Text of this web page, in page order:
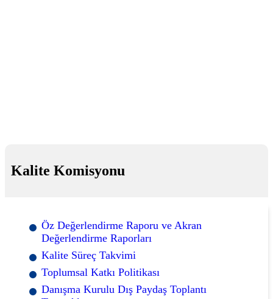
Kalite Komisyonu
Öz Değerlendirme Raporu ve Akran
Değerlendirme Raporları
Kalite Süreç Takvimi
Toplumsal Katkı Politikası
Danışma Kurulu Dış Paydaş Toplantı